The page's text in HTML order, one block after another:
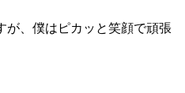
が、僕はピカッと笑顔で頑張